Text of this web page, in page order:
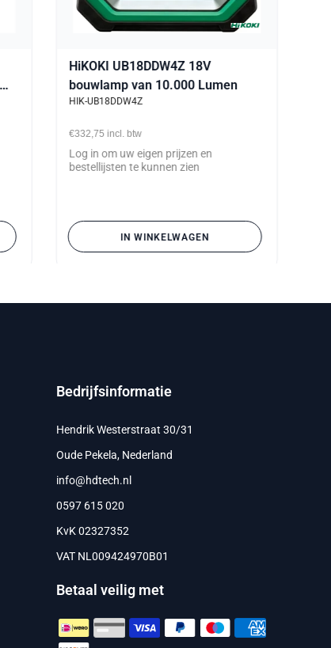
HiKOKI UB18DDW4Z 18V
bouwlamp van 10.000 Lumen
HIK-UB18DDW4Z
€332,75 incl. btw
Log in om uw eigen prijzen en
bestellijsten te kunnen zien
IN WINKELWAGEN
Bedrijfsinformatie
Hendrik Westerstraat 30/31
Oude Pekela, Nederland
info@hdtech.nl
0597 615 020
KvK 02327352
VAT NL009424970B01
Betaal veilig met